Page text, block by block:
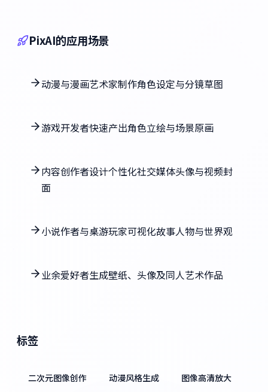
PixAI的应用场景
动漫与漫画艺术家制作角色设定与分镜草图
游戏开发者快速产出角色立绘与场景原画
内容创作者设计个性化社交媒体头像与视频封
面
小说作者与桌游玩家可视化故事人物与世界观
业余爱好者生成壁纸、头像及同人艺术作品
标签
二次元图像创作 动漫风格生成
图像高清放大